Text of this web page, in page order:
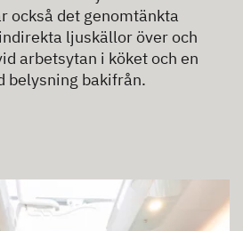
också det genomtänkta
ljuskällor över och
arbetsytan i köket och en
belysning bakifrån.